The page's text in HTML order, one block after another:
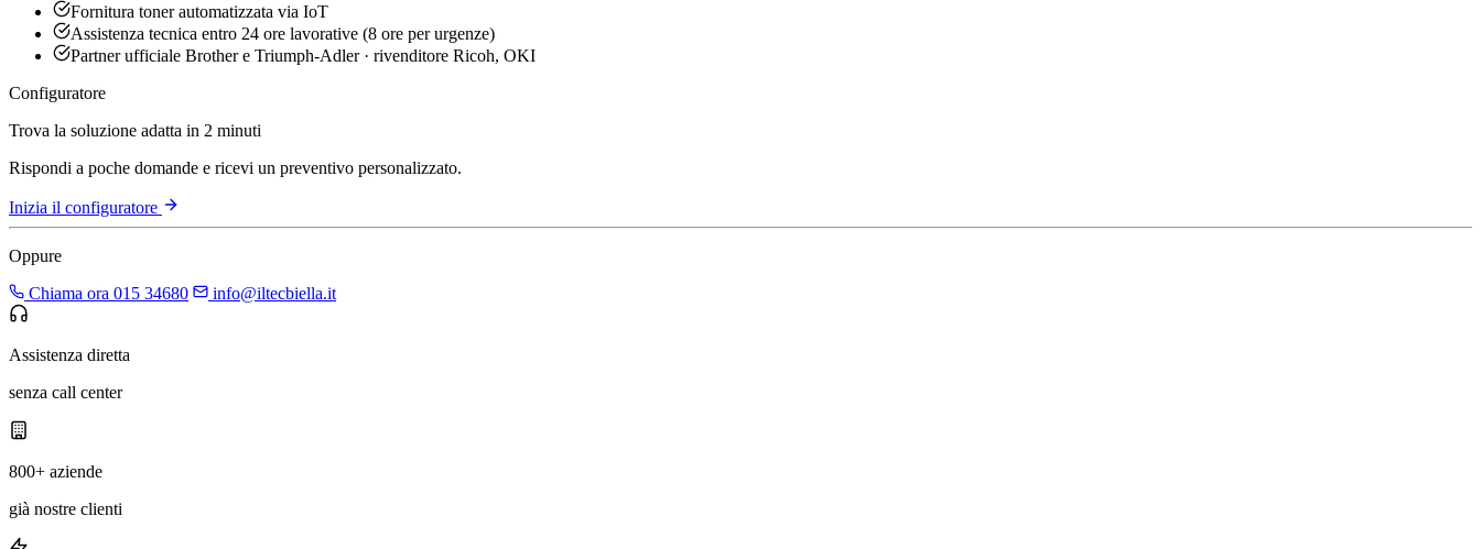
Fornitura toner automatizzata via IoT
Assistenza tecnica entro 24 ore lavorative (8 ore per urgenze)
Partner ufficiale Brother e Triumph-Adler · rivenditore Ricoh, OKI
Configuratore
Trova la soluzione adatta in 2 minuti
Rispondi a poche domande e ricevi un preventivo personalizzato.
Inizia il configuratore
Oppure
Chiama ora 015 34680
info@iltecbiella.it
Assistenza diretta
senza call center
800+ aziende
già nostre clienti